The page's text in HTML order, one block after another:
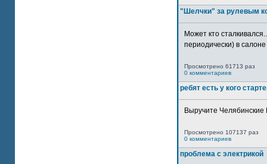
"Шелчки" за рулевым
Может кто
периодически) в
Просмотрено 61713 раз
0 комментариев
ребят есть у кого
Выручите
Просмотрено 107137 раз
0 комментариев
проблема с электрикой